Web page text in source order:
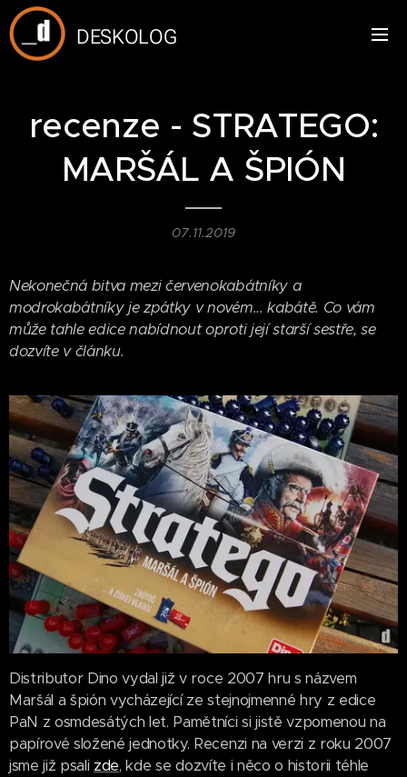
DESKOLOG
recenze - STRATEGO:
MARŠÁL A ŠPIÓN
07.11.2019
Nekonečná bitva mezi červenokabátníky a
modrokabátníky je zpátky v novém... kabátě. Co vám
může tahle edice nabídnout oproti její starší sestře, se
dozvíte v článku.
Distributor Dino vydal již v roce 2007 hru s názvem
Maršál a špión vycházející ze stejnojmenné hry z edice
PaN z osmdesátých let. Pamětníci si jistě vzpomenou na
papírové složené jednotky. Recenzi na verzi z roku 2007
jsme již psali zde, kde se dozvíte i něco o historii téhle